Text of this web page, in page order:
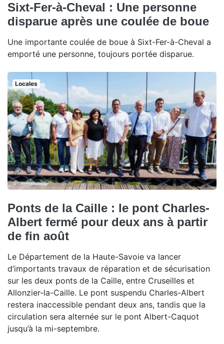
Sixt-Fer-à-Cheval : Une personne
disparue après une coulée de boue
Une importante coulée de boue à Sixt-Fer-à-Cheval a
emporté une personne, toujours portée disparue.
Locales
Ponts de la Caille : le pont Charles-
Albert fermé pour deux ans à partir
de fin août
Le Département de la Haute-Savoie va lancer
d’importants travaux de réparation et de sécurisation
sur les deux ponts de la Caille, entre Cruseilles et
Allonzier-la-Caille. Le pont suspendu Charles-Albert
restera inaccessible pendant deux ans, tandis que la
circulation sera alternée sur le pont Albert-Caquot
jusqu’à la mi-septembre.